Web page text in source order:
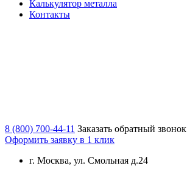
Калькулятор металла
Контакты
8 (800) 700-44-11 Заказать обратный звонок
Оформить заявку в 1 клик
г. Москва, ул. Смольная д.24